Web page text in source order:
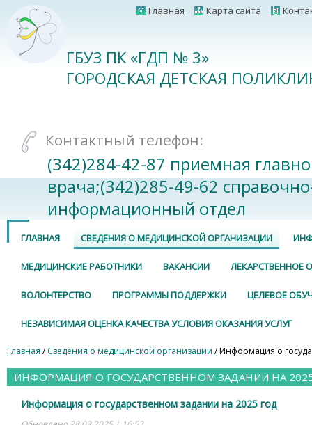
Главная Карта сайта
ГБУЗ ПК «ГДП № 3»
ГОРОДСКАЯ ДЕТСКАЯ
Контактный телефон:
(342)284-42-87 приемная
врача;(342)285-49-62
информационный отдел
ГЛАВНАЯ СВЕДЕНИЯ О МЕДИЦИНСКОЙ ОРГАНИЗАЦИИ
МЕДИЦИНСКИЕ РАБОТНИКИ ВАКАНСИИ ЛЕКАРСТВЕННОЕ
ВОЛОНТЕРСТВО ПРОГРАММЫ ПОДДЕРЖКИ ЦЕЛЕВОЕ
НЕЗАВИСИМАЯ ОЦЕНКА КАЧЕСТВА УСЛОВИЯ ОКАЗАНИЯ УСЛУГ
Главная /Сведения о медицинской организации / Информация о
ИНФОРМАЦИЯ О ГОСУДАРСТВЕННОМ ЗАДАНИИ НА
Информация о государственном задании на 2025 год